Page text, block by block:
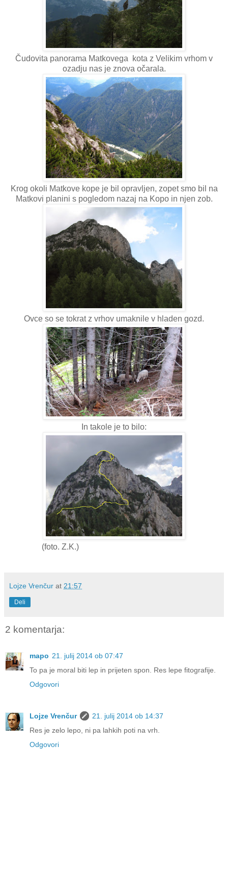
Čudovita panorama Matkovega kota z Velikim vrhom v
ozadju nas je znova očarala.
Krog okoli Matkove kope je bil opravljen, zopet smo bil na
Matkovi planini s pogledom nazaj na Kopo in njen zob.
Ovce so se tokrat z vrhov umaknile v hladen gozd.
In takole je to bilo:
(foto. Z.K.)
Lojze Vrenčur at 21:57
Deli
2 komentarja:
mapo 21. julij 2014 ob 07:47
To pa je moral biti lep in prijeten spon. Res lepe fitografije.
Odgovori
Lojze Vrenčur
21. julij 2014 ob 14:37
Res je zelo lepo, ni pa lahkih poti na vrh.
Odgovori